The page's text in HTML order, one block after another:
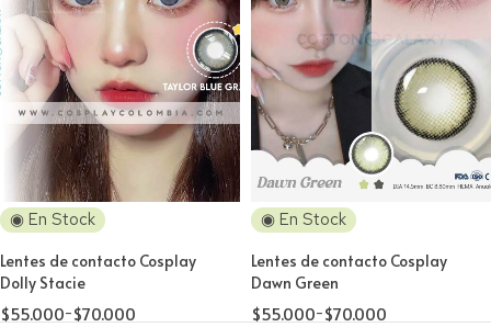
◉ En Stock
Lentes de contacto Cosplay
Dolly Stacie
$55.000-$70.000
◉ En Stock
Lentes de contacto Cosplay
Dawn Green
$55.000-$70.000